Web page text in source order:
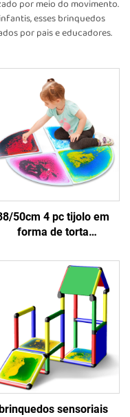
por meio do movimento.
esses brinquedos
por pais e educadores.
50cm 4 pc tijolo em
forma de torta
estofado de piso
estofados de piso
educacionais
crianças aprendendo
ao ar livre
sensoriais